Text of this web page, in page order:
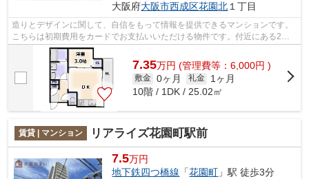
大阪府大阪市西成区花園北１丁目
造りとデザインに関して、自信をもって情報を提供できるマンションです。
こちらは初期費用をカードでお支払いいただける物件です。付近にある2つ
の駅は、用途や行き先に応じて使い分け...
7.35万円 (管理費等：6,000円 )
敷金 0ヶ月 礼金
1ヶ月
10階 / 1DK / 25.02㎡
賃貸 | マンション リアライズ花園町駅前
7.5万円
地下鉄四つ橋線 「花園町 」駅 徒歩3分